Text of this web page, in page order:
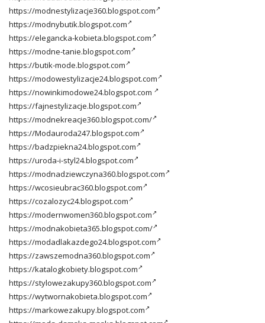
https://modnestylizacje360.blogspot.com
https://modnybutik.blogspot.com
https://elegancka-kobieta.blogspot.com
https://modne-tanie.blogspot.com
https://butik-mode.blogspot.com
https://modowestylizacje24.blogspot.com
https://nowinkimodowe24.blogspot.com
https://fajnestylizacje.blogspot.com
https://modnekreacje360.blogspot.com/
https://Modauroda247.blogspot.com
https://badzpiekna24.blogspot.com
https://uroda-i-styl24.blogspot.com
https://modnadziewczyna360.blogspot.com
https://wcosieubrac360.blogspot.com
https://cozalozyc24.blogspot.com
https://modernwomen360.blogspot.com
https://modnakobieta365.blogspot.com/
https://modadlakazdego24.blogspot.com
https://zawszemodna360.blogspot.com
https://katalogkobiety.blogspot.com
https://stylowezakupy360.blogspot.com
https://wytwornakobieta.blogspot.com
https://markowezakupy.blogspot.com